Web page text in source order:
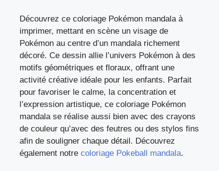
Découvrez ce coloriage Pokémon mandala à
imprimer, mettant en scène un visage de
Pokémon au centre d’un mandala richement
décoré. Ce dessin allie l’univers Pokémon à des
motifs géométriques et floraux, offrant une
activité créative idéale pour les enfants. Parfait
pour favoriser le calme, la concentration et
l’expression artistique, ce coloriage Pokémon
mandala se réalise aussi bien avec des crayons
de couleur qu’avec des feutres ou des stylos fins
afin de souligner chaque détail. Découvrez
également notre coloriage Pokeball mandala.